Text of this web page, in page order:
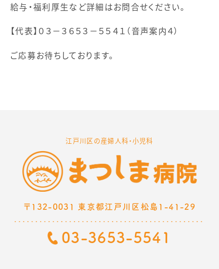
給与・福利厚生など詳細はお問合せください。
【代表】０３－３６５３－５５４１（音声案内４）
ご応募お待ちしております。
江戸川区の産婦人科・小児科
〒132-0031 東京都江戸川区松島1-41-29
03-3653-5541